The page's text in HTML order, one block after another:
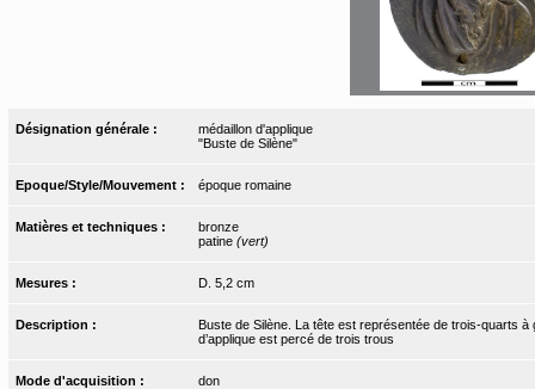
Désignation générale :
médaillon d'applique
"Buste de Silène"
Epoque/Style/Mouvement : époque romaine
Matières et techniques :
bronze
patine (vert)
Mesures : D. 5,2 cm
Description :
Buste de Silène. La tête est représentée de trois-quarts
d’applique est percé de trois trous
Mode d'acquisition : don